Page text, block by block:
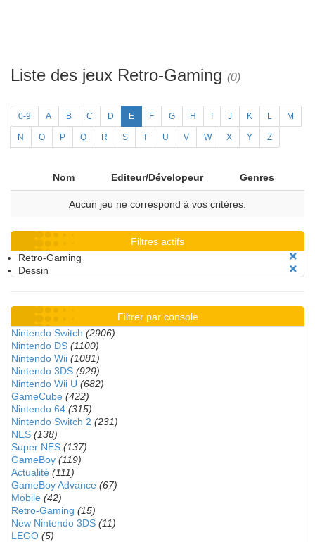
Liste des jeux Retro-Gaming (0)
0-9 A B C D E F G H J K L M
N O P Q R S T U V W X Y Z
Nom Editeur/Dévelopeur Genres
Aucun jeu ne correspond à vos critères.
Filtres actifs
Retro-Gaming
Dessin
Filtrer par console
Nintendo Switch (2906)
Nintendo DS (1100)
Nintendo Wii (1081)
Nintendo 3DS (929)
Nintendo Wii U (682)
GameCube (422)
Nintendo 64 (315)
Nintendo Switch 2 (231)
NES (138)
Super NES (137)
GameBoy (119)
Actualité (111)
GameBoy Advance (67)
Mobile (42)
Retro-Gaming (15)
New Nintendo 3DS (11)
LEGO (5)